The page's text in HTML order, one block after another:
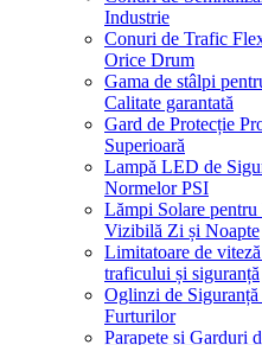
Industrie
Conuri de Trafic
Orice Drum
Gama de stâlpi
Calitate garantată
Gard de Protecție
Superioară
Lampă LED de
Normelor PSI
Lămpi Solare
Vizibilă Zi și Noapte
Limitatoare de
traficului și siguranță
Oglinzi de
Furturilor
Parapete și Garduri